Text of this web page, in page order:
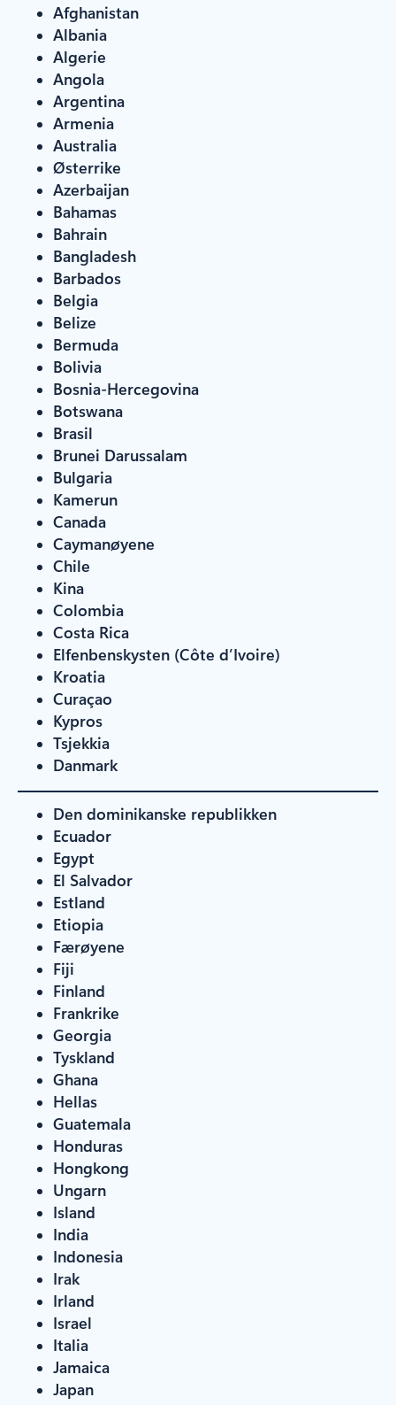
Afghanistan
Albania
Algerie
Angola
Argentina
Armenia
Australia
Østerrike
Azerbaijan
Bahamas
Bahrain
Bangladesh
Barbados
Belgia
Belize
Bermuda
Bolivia
Bosnia-Hercegovina
Botswana
Brasil
Brunei Darussalam
Bulgaria
Kamerun
Canada
Caymanøyene
Chile
Kina
Colombia
Costa Rica
Elfenbenskysten (Côte d’Ivoire)
Kroatia
Curaçao
Kypros
Tsjekkia
Danmark
Den dominikanske republikken
Ecuador
Egypt
El Salvador
Estland
Etiopia
Færøyene
Fiji
Finland
Frankrike
Georgia
Tyskland
Ghana
Hellas
Guatemala
Honduras
Hongkong
Ungarn
Island
India
Indonesia
Irak
Irland
Israel
Italia
Jamaica
Japan